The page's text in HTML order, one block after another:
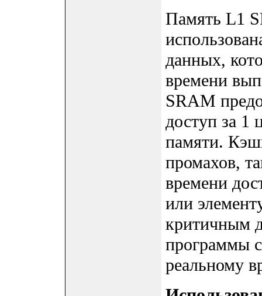
Память L1
данных,
времени
SRAM
доступ за 1
памяти.
промахов,
времени
или
критичным
программы
реальному